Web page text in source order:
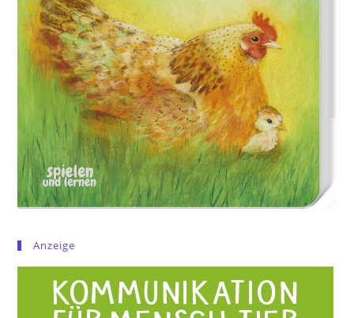
Anzeige